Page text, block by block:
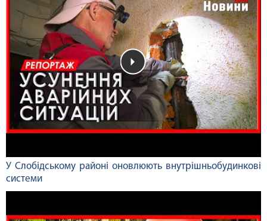
У Слобідському районі оновлюють внутрішньобудинкові
системи